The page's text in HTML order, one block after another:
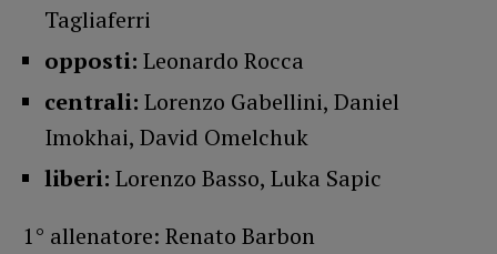
Tagliaferri
opposti: Leonardo Rocca
centrali: Lorenzo Gabellini, Daniel
Imokhai, David Omelchuk
liberi: Lorenzo Basso, Luka Sapic
1° allenatore: Renato Barbon